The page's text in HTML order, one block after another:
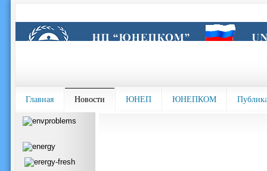
Главная Новости ЮНЕП ЮНЕПКОМ